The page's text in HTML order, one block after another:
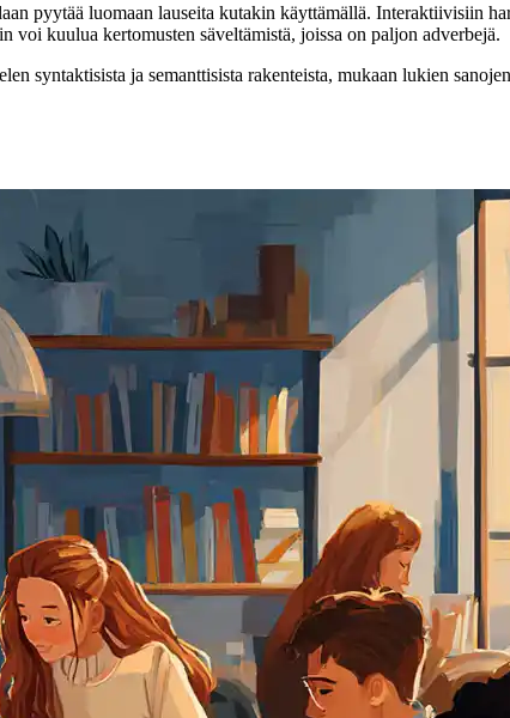
pyytää luomaan lauseita kutakin käyttämällä. Interaktiivisiin
kuulua kertomusten säveltämistä, joissa on paljon adverbejä.
syntaktisista ja semanttisista rakenteista, mukaan lukien